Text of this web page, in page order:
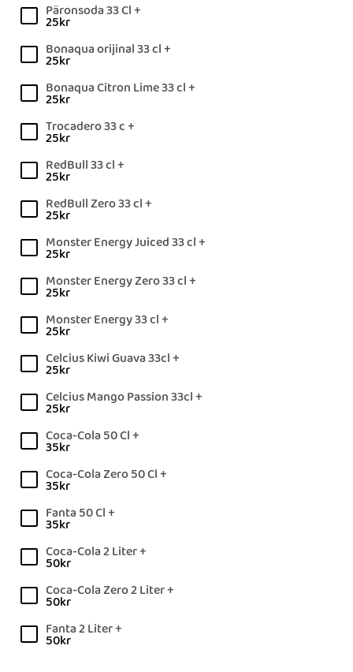
Päronsoda 33 Cl +
25kr
Bonaqua orijinal 33 cl +
25kr
Bonaqua Citron Lime 33 cl +
25kr
Trocadero 33 c +
25kr
RedBull 33 cl +
25kr
RedBull Zero 33 cl +
25kr
Monster Energy Juiced 33 cl +
25kr
Monster Energy Zero 33 cl +
25kr
Monster Energy 33 cl +
25kr
Celcius Kiwi Guava 33cl +
25kr
Celcius Mango Passion 33cl +
25kr
Coca-Cola 50 Cl +
35kr
Coca-Cola Zero 50 Cl +
35kr
Fanta 50 Cl +
35kr
Coca-Cola 2 Liter +
50kr
Coca-Cola Zero 2 Liter +
50kr
Fanta 2 Liter +
50kr